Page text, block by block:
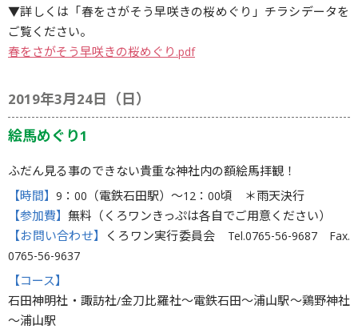
▼詳しくは「春をさがそう早咲きの桜めぐり」チラシデータを
ご覧ください。
春をさがそう早咲きの桜めぐり.pdf
2019年3月24日（日）
絵馬めぐり1
ふだん見る事のできない貴重な神社内の額絵馬拝観！
【時間】 9：00（電鉄石田駅）〜12：00頃 ＊雨天決行
【参加費】 無料（くろワンきっぷは各自でご用意ください）
【お問い合わせ】 くろワン実行委員会 Tel.0765-56-9687 Fax.
0765-56-9637
【コース】
石田神明社・諏訪社/金刀比羅社～電鉄石田～浦山駅～鶏野神社
～浦山駅